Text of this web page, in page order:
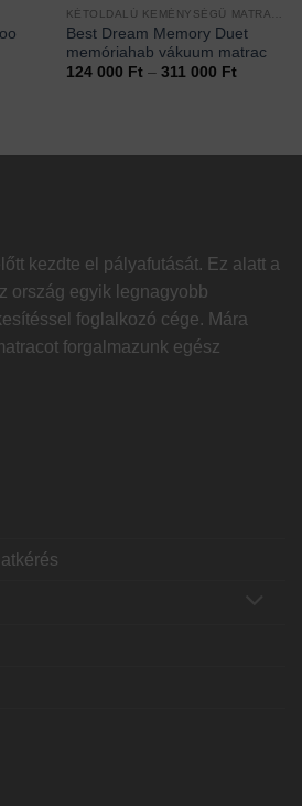
KÉTOLDALÚ KEMÉNYSÉGŰ MATRACOK
Best Dream Memory Duet
memóriahab vákuum matrac
124 000 Ft – 311 000 Ft
kezdte el pályafutását. Ez alatt a
ország egyik legnagyobb
foglalkozó cége. Mára
forgalmazunk egész